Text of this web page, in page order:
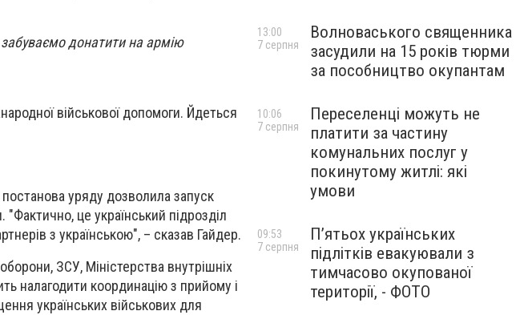
донатити на армію
військової допомоги. Йдеться
уряду дозволила запуск
це український підрозділ
з українською", – сказав Гайдер.
ЗСУ, Міністерства внутрішніх
налагодити координацію з прийому і
українських військових для
Волноваського священника
засудили на 15 років тюрми
за пособництво окупантам
13:00
7 серпня
Переселенці можуть не
платити за частину
комунальних послуг у
покинутому житлі: які
умови
10:06
7 серпня
П’ятьох українських
підлітків евакуювали з
тимчасово окупованої
території, - ФОТО
09:53
7 серпня